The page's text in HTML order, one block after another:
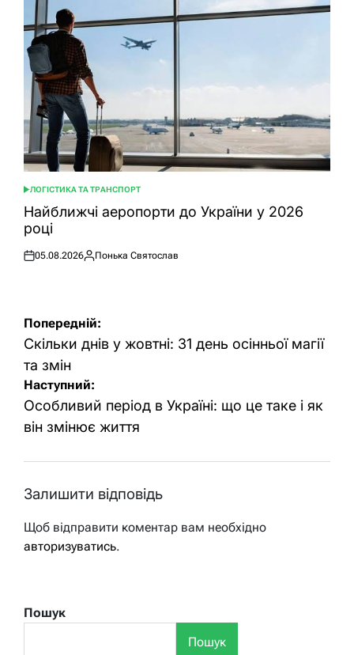
ОПУБЛІКУВАТИ
У
ЛОГІСТИКА ТА ТРАНСПОРТ
Найближчі аеропорти до України у 2026
році
Оприлюднено
05.08.2026
Опубліковано
Понька Святослав
Навігація
записів
Попередній:
Скільки днів у жовтні: 31 день осінньої магії
та змін
Наступний:
Особливий період в Україні: що це таке і як
він змінює життя
Залишити відповідь
Щоб відправити коментар вам необхідно
авторизуватись.
Пошук
Пошук